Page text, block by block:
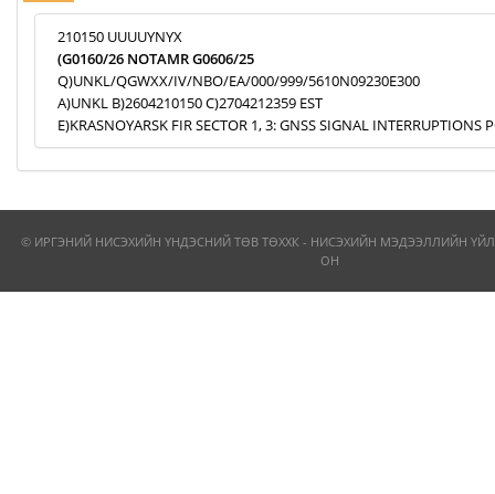
210150 UUUUYNYX
(G0160/26 NOTAMR G0606/25
Q)UNKL/QGWXX/IV/NBO/EA/000/999/5610N09230E300
A)UNKL B)2604210150 C)2704212359 EST
E)KRASNOYARSK FIR SECTOR 1, 3: GNSS SIGNAL INTERRUPTIONS
© ИРГЭНИЙ НИСЭХИЙН ҮНДЭСНИЙ ТӨВ ТӨХХК - НИСЭХИЙН МЭДЭЭЛЛИЙН
ОН